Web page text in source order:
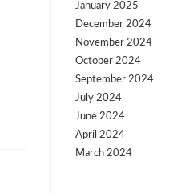
January 2025
December 2024
November 2024
October 2024
September 2024
July 2024
June 2024
April 2024
March 2024